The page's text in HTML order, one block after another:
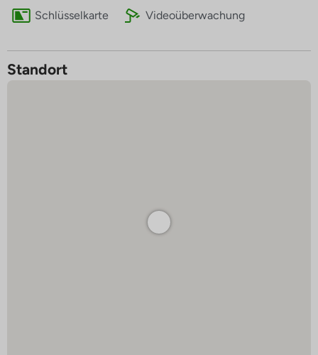
Schlüsselkarte Videoüberwachung
Standort